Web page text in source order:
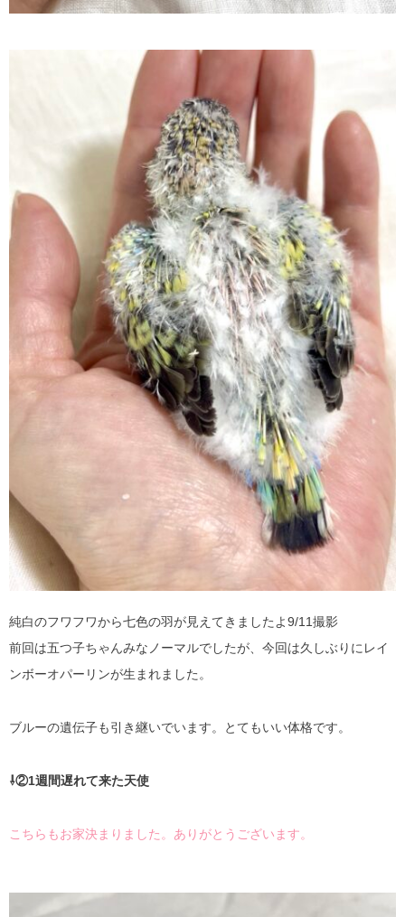
純白のフワフワから七色の羽が見えてきましたよ9/11撮影
前回は五つ子ちゃんみなノーマルでしたが、今回は久しぶりにレイ
ンボーオパーリンが生まれました。
ブルーの遺伝子も引き継いでいます。とてもいい体格です。
⇩②1週間遅れて来た天使
こちらもお家決まりました。ありがとうございます。